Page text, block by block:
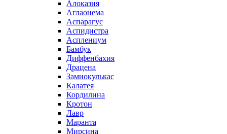
Алоказия
Аглаонема
Аспарагус
Аспидистра
Асплениум
Бамбук
Диффенбахия
Драцена
Замиокулькас
Калатея
Кордилина
Кротон
Лавр
Маранта
Мирсина